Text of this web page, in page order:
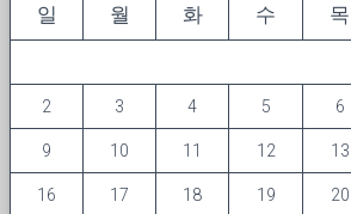
일 월 화 수 목
2 3 4 5 6
9 10 11 12 13
16 17 18 19 20